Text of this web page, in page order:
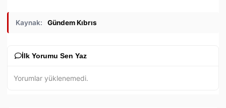
Kaynak: Gündem Kıbrıs
İlk Yorumu Sen Yaz
Yorumlar yüklenemedi.